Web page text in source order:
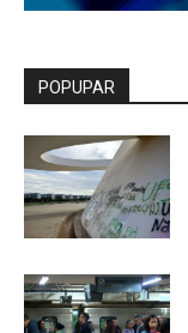
POPUPAR